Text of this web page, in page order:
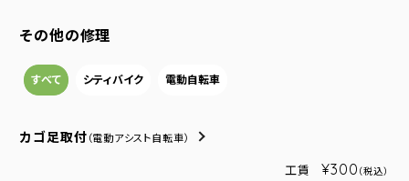
その他の修理
すべて シティバイク 電動自転車
カゴ足取付 （電動アシスト自転車）
工賃 ¥300 （税込）